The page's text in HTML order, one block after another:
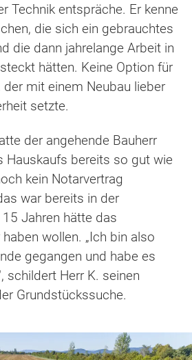
Technik entspräche. Er kenne
die sich ein gebrauchtes
die dann jahrelange Arbeit in
hätten. Keine Option für
der mit einem Neubau lieber
setzte.
der angehende Bauherr
Hauskaufs bereits so gut wie
kein Notarvertrag
war bereits in der
Jahren hätte das
wollen. „Ich bin also
gegangen und habe es
schildert Herr K. seinen
Grundstückssuche.